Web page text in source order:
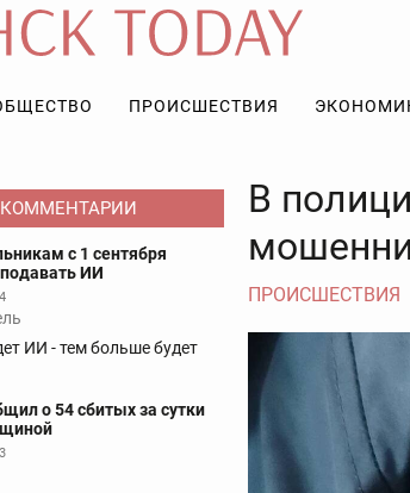
ПРОИСШЕСТВИЯ
с 1 сентября
ИИ
ИИ - тем больше будет
о 54 сбитых за сутки
В
ПРОИСШЕСТВИЯ